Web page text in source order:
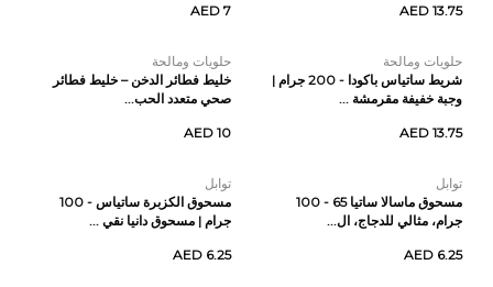
AED 13.75
AED 7
حلويات ومالحة
شريط ساتياس باكودا - 200 جرام |
وجبة خفيفة مقرمشة ...
AED 13.75
حلويات ومالحة
خليط فطائر الدخن – خليط فطائر
صحي متعدد الحب...
AED 10
توابل
مسحوق ماسالا ساتيا 65 - 100
جرام، مثالي للدجاج، ال...
AED 6.25
توابل
مسحوق الكزبرة ساتياس - 100
جرام | مسحوق دانيا نقي ...
AED 6.25